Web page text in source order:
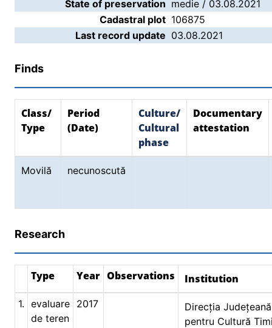
State of preservation medie / 03.08.2021
Cadastral plot 106875
Last record update 03.08.2021
Finds
Class/
Type
Period
(Date)
Culture/
Cultural
phase
Documentary
attestation
Movilă necunoscută
Research
Type Year Observations Institution
1. evaluare
de teren
2017
Direcția Județeană
pentru Cultură